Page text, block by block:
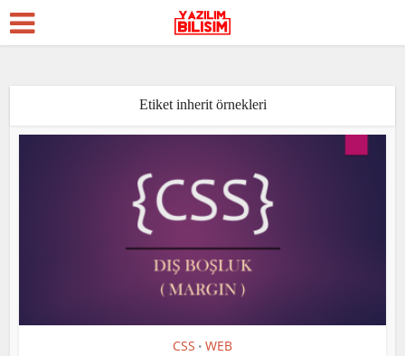
Etiket inherit örnekleri
CSS • WEB